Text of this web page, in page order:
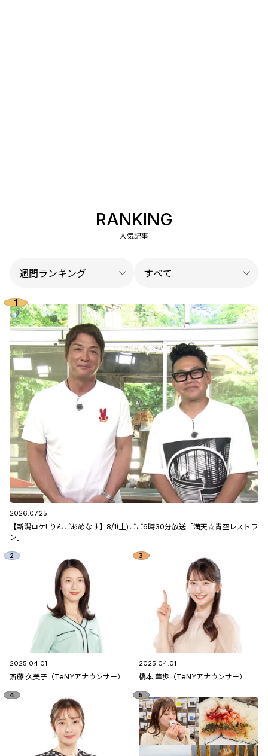
RANKING
人気記事
2026.07.25
【新潟ロケ! りんごあめなす】8/1(土)ごご6時30分放送「満天☆青空レストラ
ン」
2025.04.01
斎藤 久美子（TeNYアナウンサー）
2025.04.01
橋本 華歩（TeNYアナウンサー）